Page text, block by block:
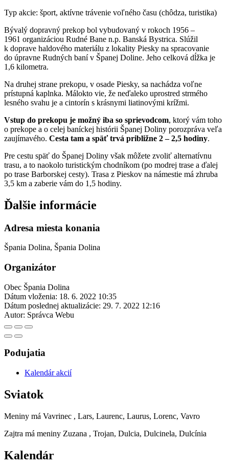
Typ akcie: šport, aktívne trávenie voľného času (chôdza, turistika)
Bývalý dopravný prekop bol vybudovaný v rokoch 1956 –
1961 organizáciou Rudné Bane n.p. Banská Bystrica. Slúžil
k doprave haldového materiálu z lokality Piesky na spracovanie
do úpravne Rudných baní v Španej Doline. Jeho celková dĺžka je
1,6 kilometra.
Na druhej strane prekopu, v osade Piesky, sa nachádza voľne
prístupná kaplnka. Málokto vie, že neďaleko uprostred strmého
lesného svahu je a cintorín s krásnymi liatinovými krížmi.
Vstup do prekopu je možný iba so sprievodcom, ktorý vám toho
o prekope a o celej baníckej histórii Španej Doliny porozpráva veľa
zaujímavého. Cesta tam a späť trvá približne 2 – 2,5 hodiny.
Pre cestu späť do Španej Doliny však môžete zvoliť alternatívnu
trasu, a to naokolo turistickým chodníkom (po modrej trase a ďalej
po trase Barborskej cesty). Trasa z Pieskov na námestie má zhruba
3,5 km a zaberie vám do 1,5 hodiny.
Ďalšie informácie
Adresa miesta konania
Špania Dolina, Špania Dolina
Organizátor
Obec Špania Dolina
Dátum vloženia: 18. 6. 2022 10:35
Dátum poslednej aktualizácie: 29. 7. 2022 12:16
Autor: Správca Webu
Podujatia
Kalendár akcií
Sviatok
Meniny má Vavrinec , Lars, Laurenc, Laurus, Lorenc, Vavro
Zajtra má meniny Zuzana , Trojan, Dulcia, Dulcinela, Dulcínia
Kalendár